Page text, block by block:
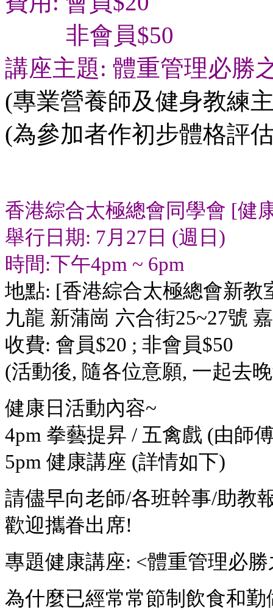
非會員$50
講座主題: 體重管理必勝
(專業營養師及健身教練
(為參加者作初步體格評
香港綜合太極總會同學會 [健
舉行日期: 7月27日 (週日)
時間:下午4pm ~ 6pm
地點: [香港綜合太極總會新教
九龍 新蒲崗 六合街25~27號
收費: 會員$20 ; 非會員$50
(活動後, 隨各位意願, 一起去
健康日活動內容~
4pm 拳藝提昇 / 五禽戲 (由師
5pm 健康講座 (詳情如下)
請儘早向老師/各班幹事/助教
歡迎攜眷出席!
專題健康講座: <體重管理必
為什麼已經常常節制飲食和